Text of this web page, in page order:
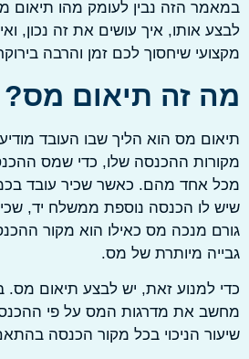
הזה נבין לעומק מהו תיאום מס,
אותו, איך עושים את זה נכון, ואיך
שיחסוך לכם זמן והרבה בירוקרטיה.
זה תיאום מס?
מס הוא הליך שבו העובד מודיע
ההכנסה שלו, כדי שמס ההכנסה
אחד מהם. כאשר שכיר עובד בכמה
לו הכנסה נוספת ממשלח יד, שכירות,
מנכה מס כאילו הוא מקור ההכנסה
מיותרת של מס.
למנוע זאת, יש לבצע תיאום מס.
את מדרגות המס על פי ההכנסה
הניכוי בכל מקור הכנסה בהתאם.